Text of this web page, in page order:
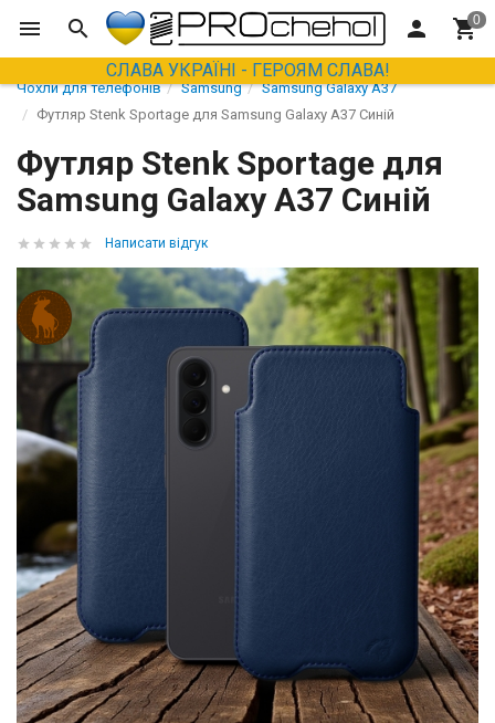
СЛАВА УКРАЇНІ - ГЕРОЯМ СЛАВА!
Чохли для телефонів Samsung
Samsung Galaxy A37
Футляр Stenk Sportage для Samsung Galaxy A37 Синій
Футляр Stenk Sportage для
Samsung Galaxy A37 Синій
Написати відгук